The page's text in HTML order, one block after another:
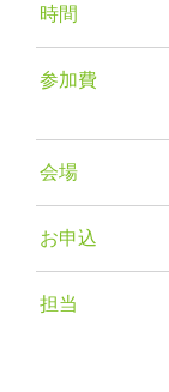
時間
参加費
会場
お申込
担当